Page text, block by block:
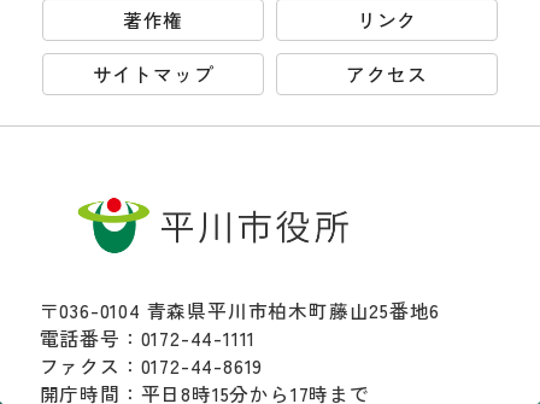
著作権
リンク
サイトマップ
アクセス
〒036-0104 青森県平川市柏木町藤山25番地6
電話番号：0172-44-1111
ファクス：0172-44-8619
開庁時間：平日8時15分から17時まで